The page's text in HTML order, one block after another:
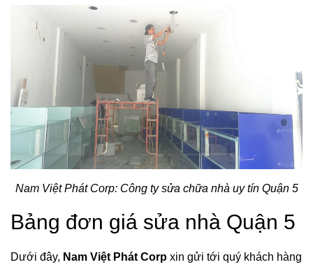
Nam Việt Phát Corp: Công ty sửa chữa nhà uy tín Quận 5
Bảng đơn giá sửa nhà Quận 5
Dưới đây, Nam Việt Phát Corp xin gửi tới quý khách hàng